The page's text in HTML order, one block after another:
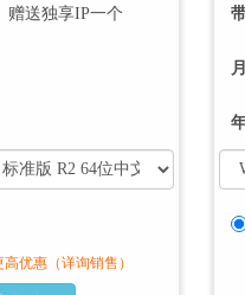
赠送独享IP一个
优惠（详询销售）